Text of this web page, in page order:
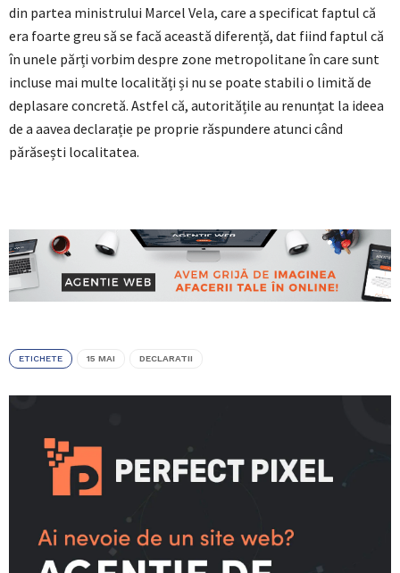
din partea ministrului Marcel Vela, care a specificat faptul că
era foarte greu să se facă această diferență, dat fiind faptul că
în unele părți vorbim despre zone metropolitane în care sunt
incluse mai multe localități și nu se poate stabili o limită de
deplasare concretă. Astfel că, autoritățile au renunțat la ideea
de a aavea declarație pe proprie răspundere atunci când
părăsești localitatea.
ETICHETE 15 MAI DECLARATII